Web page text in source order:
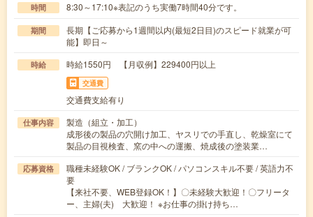
時間 8:30～17:10※表記のうち実働7時間40分です。
期間
長期【ご応募から1週間以内(最短2日目)のスピード就業が可
能】即日～
時給 時給1550円 【月収例】229400円以上
交通費
交通費支給有り
仕事内容
製造（組立・加工）
成形後の製品の穴開け加工、ヤスリでの手直し、乾燥室にて
製品の目視検査、窯の中への運搬、焼成後の塗装業…
応募資格
職種未経験OK / ブランクOK / パソコンスキル不要 / 英語力不
要
【来社不要、WEB登録OK！】〇未経験大歓迎！〇フリータ
ー、主婦(夫) 大歓迎！ ※お仕事の掛け持ち…